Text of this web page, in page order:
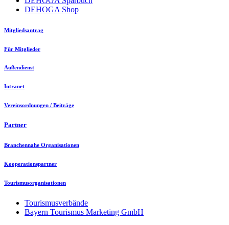
DEHOGA Shop
Mitgliedsantrag
Für Mitglieder
Außendienst
Intranet
Vereinsordnungen / Beiträge
Partner
Branchennahe Organisationen
Kooperationspartner
Tourismusorganisationen
Tourismusverbände
Bayern Tourismus Marketing GmbH